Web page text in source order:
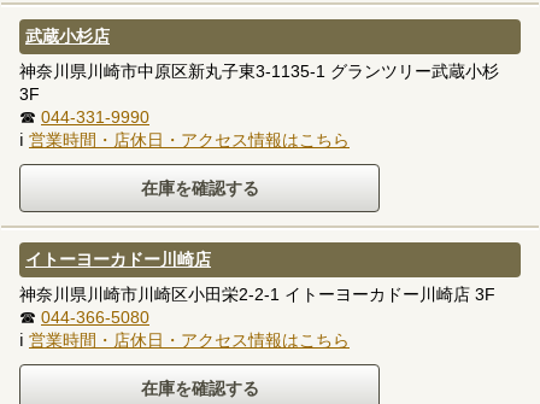
武蔵小杉店
神奈川県川崎市中原区新丸子東3-1135-1 グランツリー武蔵小杉
3F
☎ 044-331-9990
ℹ 営業時間・店休日・アクセス情報はこちら
イトーヨーカドー川崎店
神奈川県川崎市川崎区小田栄2-2-1 イトーヨーカドー川崎店 3F
☎ 044-366-5080
ℹ 営業時間・店休日・アクセス情報はこちら